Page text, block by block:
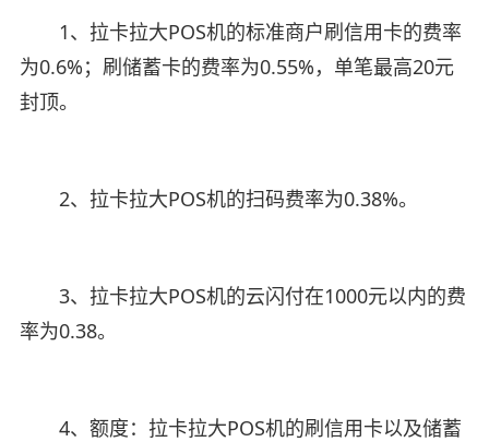
1、拉卡拉大POS机的标准商户刷信用卡的费率
为0.6%；刷储蓄卡的费率为0.55%，单笔最高20元
封顶。
2、拉卡拉大POS机的扫码费率为0.38%。
3、拉卡拉大POS机的云闪付在1000元以内的费
率为0.38。
4、额度：拉卡拉大POS机的刷信用卡以及储蓄